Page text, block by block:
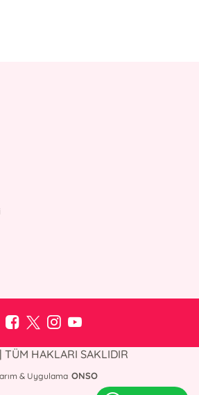
HAKLARI SAKLIDIR
& Uygulama ONSO